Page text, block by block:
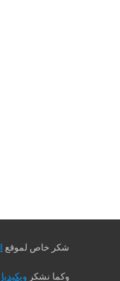
شكر خاص لموقع
وكما نشكر ويكيديا